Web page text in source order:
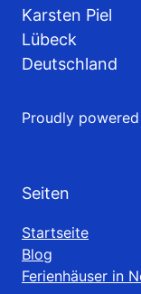
Karsten Piel
Lübeck
Deutschland
Proudly
Seiten
Startseite
Blog
Ferienhäuser in